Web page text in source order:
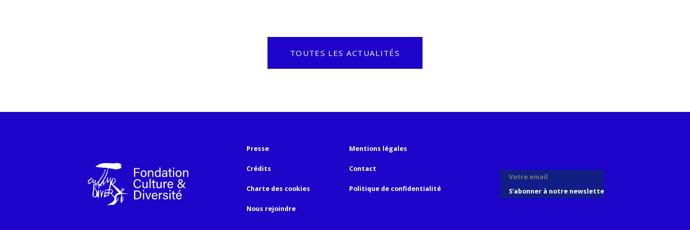
TOUTES LES ACTUALITÉS
Presse Mentions légales
Crédits Contact
Charte des cookies Politique de confidentialité
Nous rejoindre